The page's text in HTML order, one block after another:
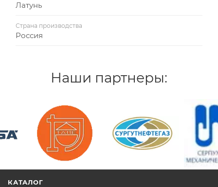
Латунь
Страна производства
Россия
Наши партнеры:
КАТАЛОГ